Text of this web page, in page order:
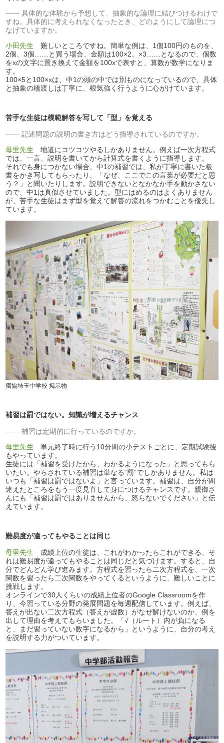
具体的な体験から予想して、抽象的な論理に結びつけるわけで
すね。具体的に考えられなくなったとき、どのようにして論理につ
なげていますか。
小田先生 難しいところですね。簡単な例は、1個100円のものを、
2個、3個……と買う場合、金額は100×2、×3……となるので、個数
をxの文字に置き換えて金額を100xで表すと、算数が数学になりま
す。
100×5と100×xは、中1の頭の中では別ものになっているので、具体
と抽象の橋渡しは丁寧に、根気強く行うように心がけています。
苦手な生徒は模範解答を写して「型」を覚える
記述問題の説明の書き方はどう指導されているのですか。
母里先生 地道にコツコツやるしかありません。例えば一次方程式
では、一言、説明を書いてから計算式を書くように指導します。
それでも身につかない場合、中1の補習では、私が丁寧に書いた板
書をかき写してもらったり、「なぜ、ここでこの言葉が必要だと思
う？」と聞いたりします。説明できないとなかなか手を動かさない
ので、中1は真似させていました。型にはめるのはよくありません
が、苦手な生徒はまず型を覚えて解答の流れをつかむことを優先し
ています。
獨協埼玉中学校 掲示物
補習は罰ではない。知識が増えるチャンス
補習は定期的に行っているのですか。
母里先生 単元終了時に行う10分間の小テストごとに、定期試験後
もやっています。
生徒には「補習を受けたから、わかるようになった」と思ってもら
いたい。やらされている補習は単なる“罰”でしかありません。私は
いつも「補習は罰ではないよ」と言っています。補習は、自分が間
違えたところをもう一度見直して身につけるチャンスです。親御さ
んにも「補習は罰ではありませんから、怒らないでください」と伝
えています。
難易度が違ってもやることは同じ
母里先生 成績上位の生徒は、これがわかったらこれができる、そ
れは難易度が違ってもやることは同じだと気づけます。すると、自
分でどんどん学び進みます。方程式を習ったら二次方程式を、一次
関数を習ったら二次関数をやってくるというように、難しいことに
挑戦します。
オンラインで30人くらいの成績上位者のGoogle Classroomを作
り、今習っている分野の発展問題を毎週配信しています。例えば、
答えが出ない二次方程式（答えが虚数）がなぜ解けないのか、例を
出して理由を考えてもらいました。「√（ルート）内が負になる
と、まだ習っていない数字になるから」というように、自分の考え
を説明する力がついています。